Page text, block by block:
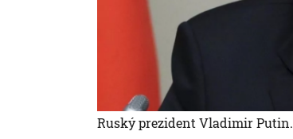
Ruský prezident Vladimir Putin.